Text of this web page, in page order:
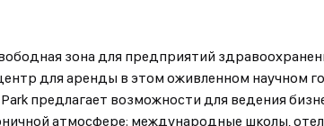
зона для предприятий
для аренды в этом оживленном научном
предлагает возможности для ведения
атмосфере: международные школы,